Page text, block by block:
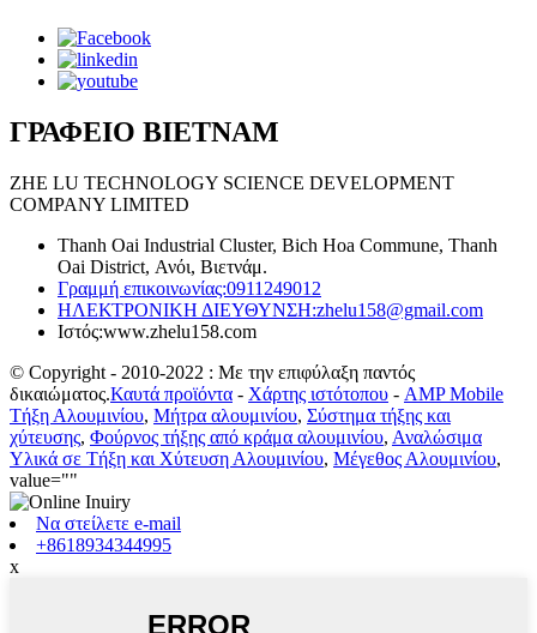
ΓΡΑΦΕΙΟ ΒΙΕΤΝΑΜ
ZHE LU TECHNOLOGY SCIENCE DEVELOPMENT
COMPANY LIMITED
Thanh Oai Industrial Cluster, Bich Hoa Commune, Thanh
Oai District, Ανόι, Βιετνάμ.
Γραμμή επικοινωνίας:0911249012
ΗΛΕΚΤΡΟΝΙΚΗ ΔΙΕΥΘΥΝΣΗ:zhelu158@gmail.com
Ιστός:www.zhelu158.com
© Copyright - 2010-2022 : Με την επιφύλαξη παντός
δικαιώματος.Καυτά προϊόντα - Χάρτης ιστότοπου - AMP Mobile
Τήξη Αλουμινίου, Μήτρα αλουμινίου, Σύστημα τήξης και
χύτευσης, Φούρνος τήξης από κράμα αλουμινίου, Αναλώσιμα
Υλικά σε Τήξη και Χύτευση Αλουμινίου, Μέγεθος Αλουμινίου,
value=""
Να στείλετε e-mail
+8618934344995
x